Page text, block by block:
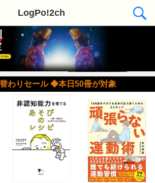
LogPo!2ch
わりセール ◆本日50冊が対象